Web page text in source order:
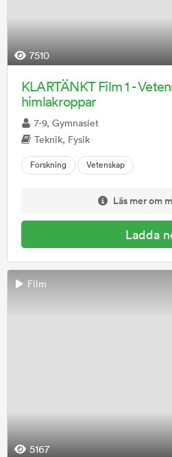
7510
KLARTÄNKT Film 1 -
himlakroppar
7-9, Gymnasiet
Teknik, Fysik
Forskning Vetenskap
Läs mer om
Ladda
Film
5167